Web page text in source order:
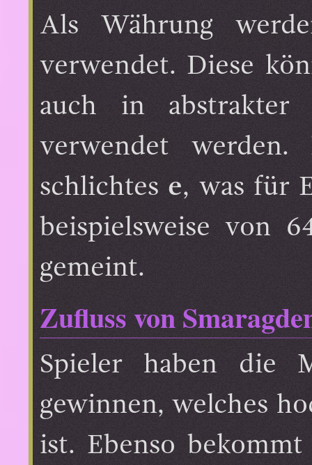
Als Währung
verwendet. Diese
auch in abstrakter
verwendet
schlichtes e, was für
beispielsweise von
gemeint.
Zufluss von
Spieler haben die
gewinnen, welches
ist. Ebenso